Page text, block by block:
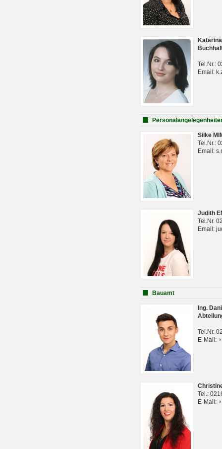
Tel.Nr.:
Email:
Silke
Tel.Nr.:
Email:
Judith
Tel.Nr.
Email:
Bauamt
Ing.
Tel.Nr.
E-Mail:
Tel.:
E-Mail: